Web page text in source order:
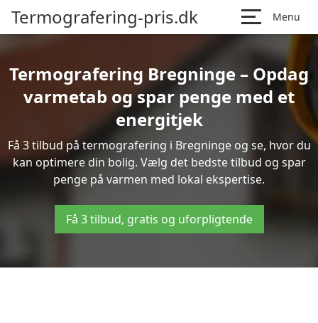
Termografering-pris.dk Menu
Termografering Bregninge – Opdag
varmetab og spar penge med et
energitjek
Få 3 tilbud på termografering i Bregninge og se, hvor du
kan optimere din bolig. Vælg det bedste tilbud og spar
penge på varmen med lokal ekspertise.
Få 3 tilbud, gratis og uforpligtende